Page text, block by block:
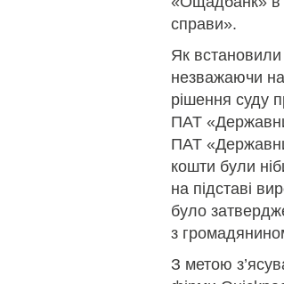
справи».
Як
незважаючи
рішення суду
ПАТ
ПАТ
кошти були
на підставі
було
з
З метою